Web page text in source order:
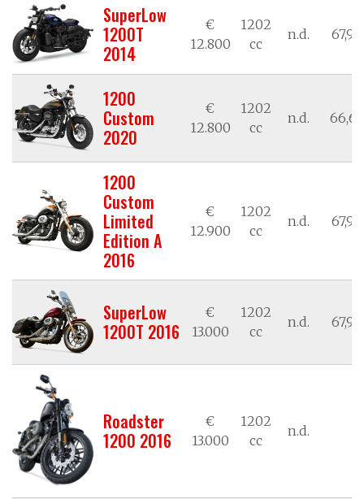
SuperLow
1200T
2014
€
12.800
1202
cc
n.d.
1200
Custom
2020
€
12.800
1202
cc
n.d.
1200
Custom
Limited
Edition A
2016
€
12.900
1202
cc
n.d.
SuperLow
1200T 2016
€
13.000
1202
cc
n.d.
Roadster
1200 2016
€
13.000
1202
cc
n.d.